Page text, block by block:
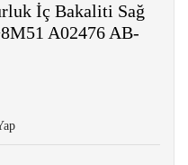
İç Bakaliti Sağ
A02476 AB-